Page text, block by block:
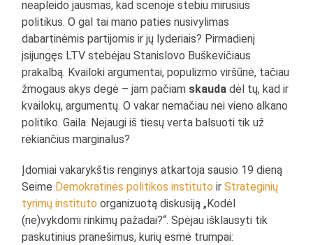
neapleido jausmas, kad scenoje stebiu mirusius
politikus. O gal tai mano paties nusivylimas
dabartinėmis partijomis ir jų lyderiais? Pirmadienį
įsijungęs LTV stebėjau Stanislovo Buškevičiaus
prakalbą. Kvailoki argumentai, populizmo viršūnė, tačiau
žmogaus akys degė – jam pačiam skauda dėl tų, kad ir
kvailokų, argumentų. O vakar nemačiau nei vieno alkano
politiko. Gaila. Nejaugi iš tiesų verta balsuoti tik už
rėkiančius marginalus?
Įdomiai vakarykštis renginys atkartoja sausio 19 dieną
Seime Demokratinės politikos instituto irStrateginių
tyrimų instituto organizuotą diskusiją „Kodėl
(ne)vykdomi rinkimų pažadai?“. Spėjau išklausyti tik
paskutinius pranešimus, kurių esmė trumpai: